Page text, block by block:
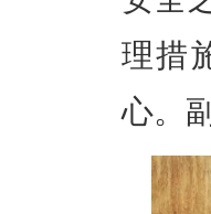
理措
心。